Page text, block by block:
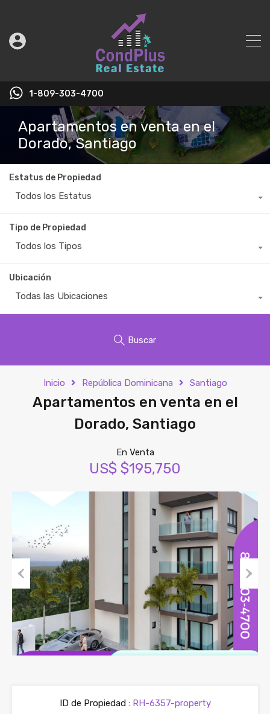
1-809-303-4700
Apartamentos en venta en el
Dorado, Santiago
Estatus de Propiedad
Todos los Estatus
Tipo de Propiedad
Todos los Tipos
Ubicación
Todas las Ubicaciones
Buscar
Inicio República Dominicana Santiago
Apartamentos en venta en el
Dorado, Santiago
En Venta
US$ $195,750
Previous Next
ID de Propiedad :RH-6357-property